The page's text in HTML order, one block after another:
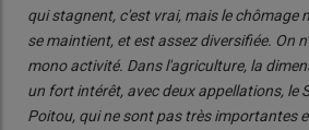
qui stagnent, c'est vrai, mais le chômage
se maintient, et est assez diversifiée. On
mono activité. Dans l'agriculture, la
un fort intérêt, avec deux appellations, le
Poitou, qui ne sont pas très importantes